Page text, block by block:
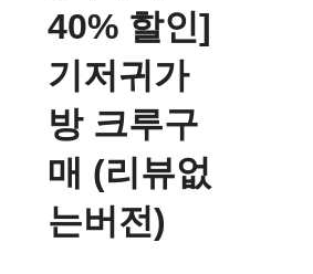
40% 할인]
기저귀가
방 크루구
매 (리뷰없
는버전)